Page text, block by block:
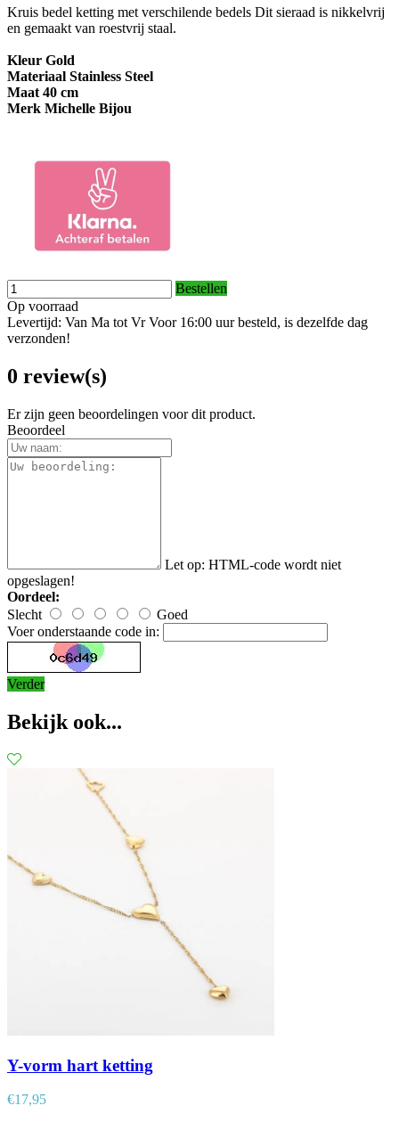
Kruis bedel ketting met verschilende bedels Dit sieraad is nikkelvrij
en gemaakt van roestvrij staal.
Kleur Gold
Materiaal Stainless Steel
Maat 40 cm
Merk Michelle Bijou
Bestellen
Op voorraad
Levertijd: Van Ma tot Vr Voor 16:00 uur besteld, is dezelfde dag
verzonden!
0 review(s)
Er zijn geen beoordelingen voor dit product.
Beoordeel
Let op: HTML-code wordt niet
opgeslagen!
Oordeel:
Slecht
Goed
Voer onderstaande code in:
Verder
Bekijk ook...
Y-vorm hart ketting
€17,95